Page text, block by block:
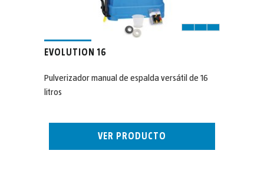
EVOLUTION 16
Pulverizador manual de espalda versátil de 16
litros
VER PRODUCTO